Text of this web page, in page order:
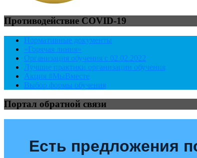
Противодействие COVID-19
Нормативные документы
«Горячая линия»
Организация обучения с 02.02.2022
Лучшие практики организации обучения
Акция #МыВместе
Выбор формы обучения
Портал обратной связи
Есть предложения